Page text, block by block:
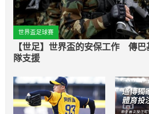
世界盃足球賽
【世足】世界盃的安保工作 傳巴
隊支援